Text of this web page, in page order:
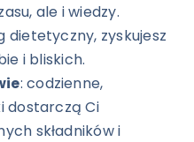
ale i wiedzy.
zyskujesz
i bliskich.
: codzienne,
dostarczą Ci
składników i